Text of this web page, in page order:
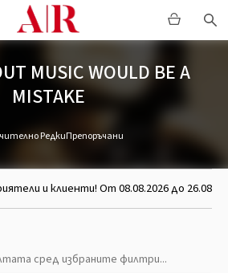
MUSIC WOULD BE A
MISTAKE
РедкиПрепоръчани
и клиенти! От 08.08.2026 до